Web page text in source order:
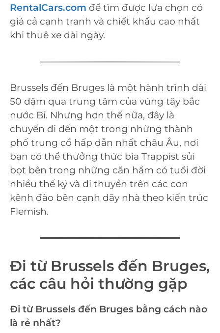
RentalCars.com để tìm được lựa chọn có
giá cả cạnh tranh và chiết khấu cao nhất
khi thuê xe dài ngày.
Brussels đến Bruges là một hành trình dài
50 dặm qua trung tâm của vùng tây bắc
nước Bỉ. Nhưng hơn thế nữa, đây là
chuyến đi đến một trong những thành
phố trung cổ hấp dẫn nhất châu Âu, nơi
bạn có thể thưởng thức bia Trappist sủi
bọt bên trong những căn hầm có tuổi đời
nhiều thế kỷ và đi thuyền trên các con
kênh đào bên cạnh dãy nhà theo kiến trúc
Flemish.
Đi từ Brussels đến Bruges,
các câu hỏi thường gặp
Đi từ Brussels đến Bruges bằng cách nào
là rẻ nhất?